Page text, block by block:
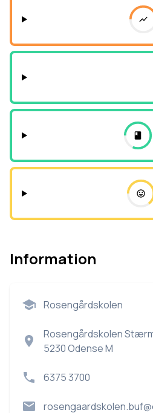
Information
Rosengårdskolen
Rosengårdskolen
5230 Odense M
6375 3700